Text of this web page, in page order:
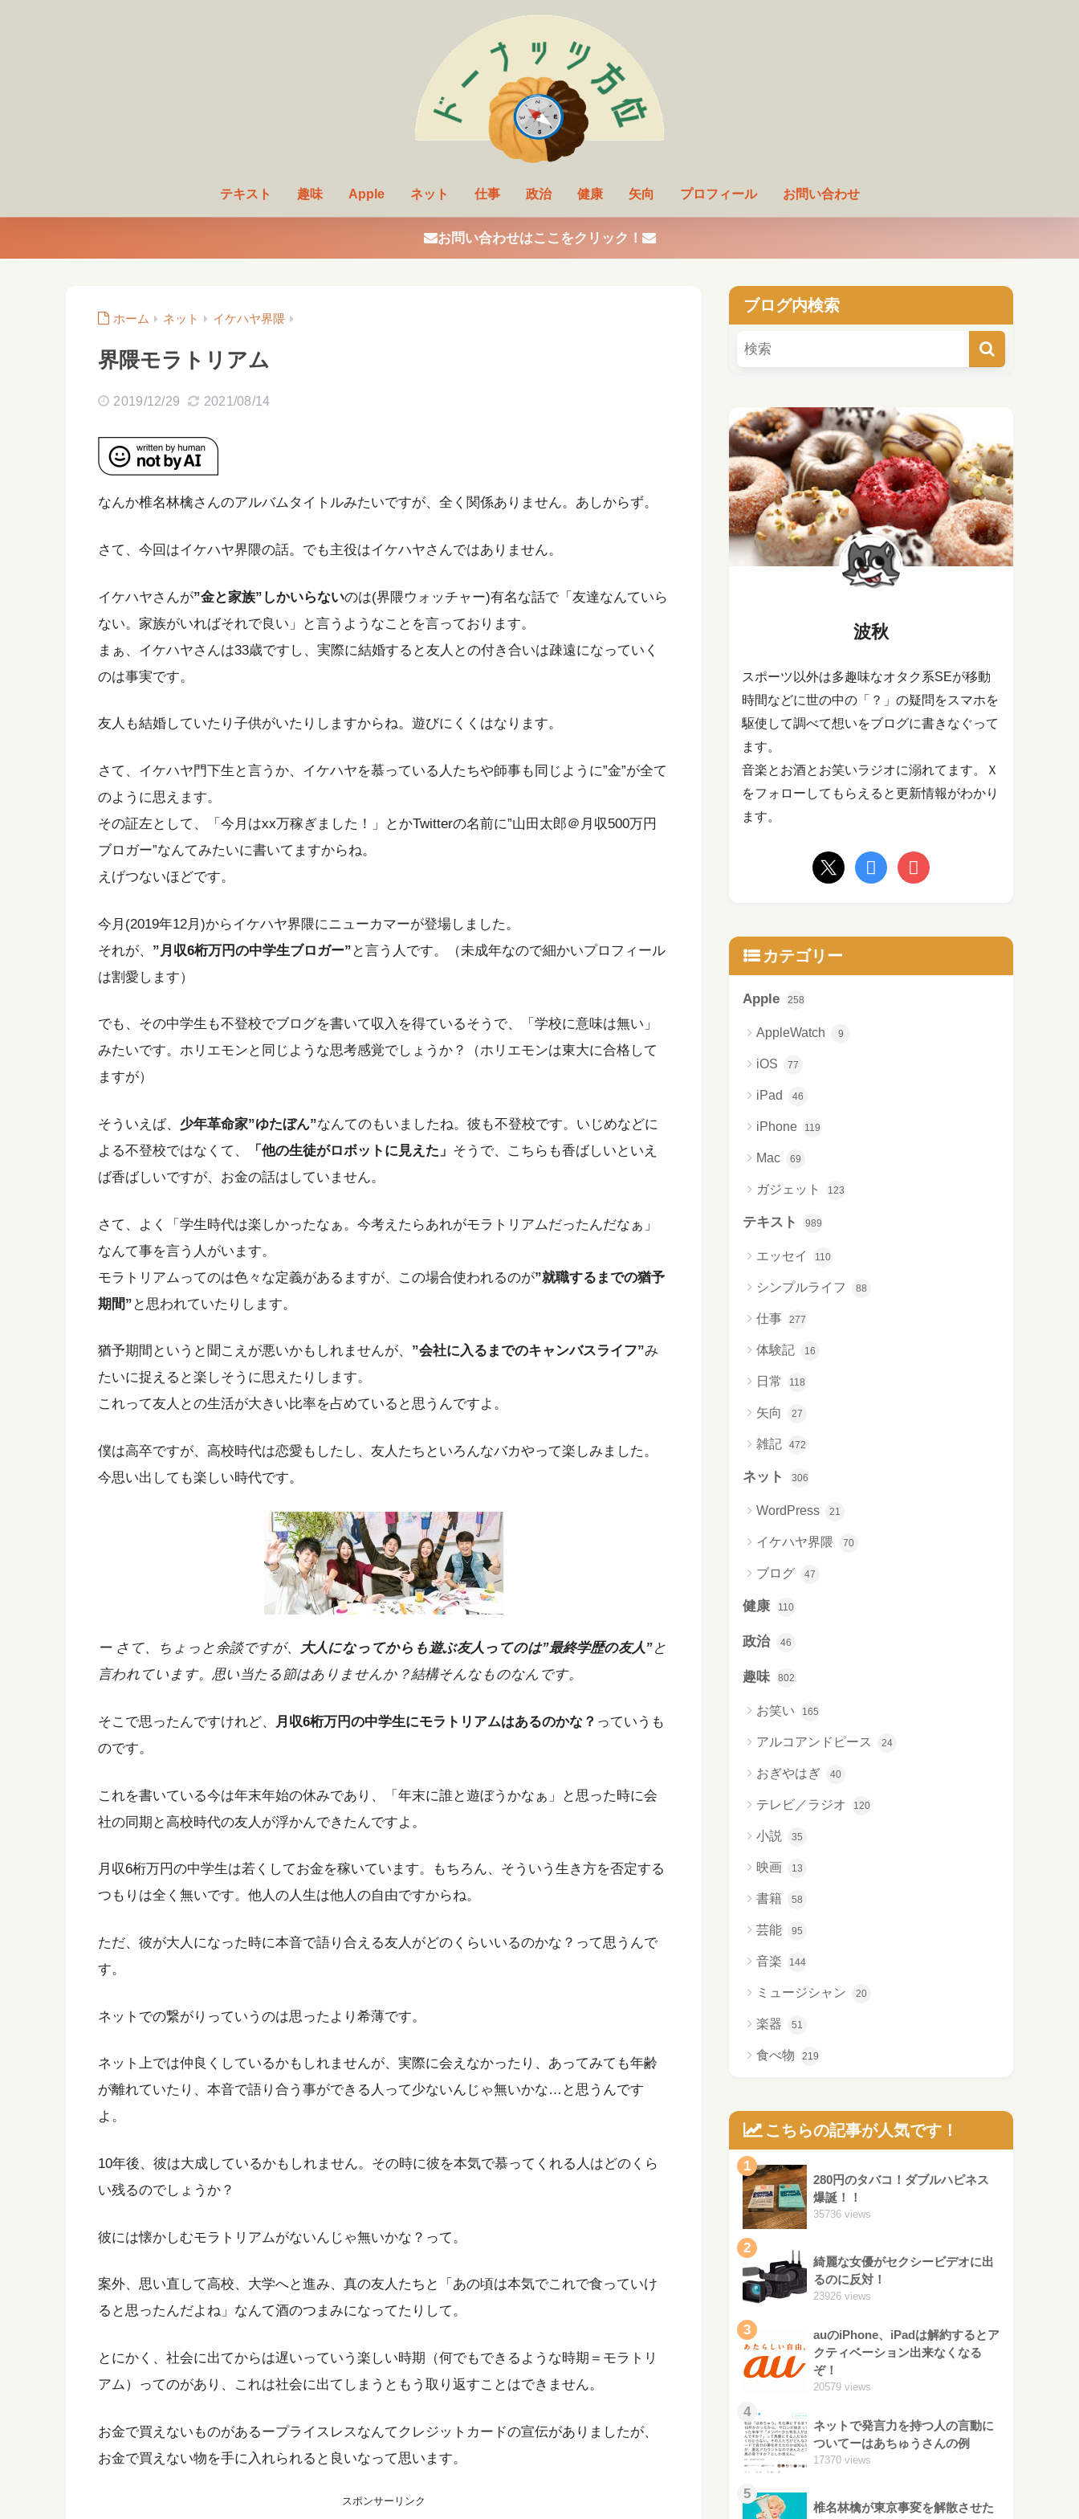
テキスト 趣味 Apple ネット 仕事 政治 健康 矢向 プロフィール お問い合わせ
お問い合わせはここをクリック！
ホーム ネット イケハヤ界隈
界隈モラトリアム
2019/12/29 2021/08/14
なんか椎名林檎さんのアルバムタイトルみたいですが、全く関係ありません。あしからず。
さて、今回はイケハヤ界隈の話。でも主役はイケハヤさんではありません。
イケハヤさんが”金と家族”しかいらないのは(界隈ウォッチャー)有名な話で「友達なんていら
ない。家族がいればそれで良い」と言うようなことを言っております。
まぁ、イケハヤさんは33歳ですし、実際に結婚すると友人との付き合いは疎遠になっていく
のは事実です。
友人も結婚していたり子供がいたりしますからね。遊びにくくはなります。
さて、イケハヤ門下生と言うか、イケハヤを慕っている人たちや師事も同じように”金”が全て
のように思えます。
その証左として、「今月はxx万稼ぎました！」とかTwitterの名前に”山田太郎＠月収500万円
ブロガー”なんてみたいに書いてますからね。
えげつないほどです。
今月(2019年12月)からイケハヤ界隈にニューカマーが登場しました。
それが、 ”月収6桁万円の中学生ブロガー” と言う人です。（未成年なので細かいプロフィール
は割愛します）
でも、その中学生も不登校でブログを書いて収入を得ているそうで、「学校に意味は無い」
みたいです。ホリエモンと同じような思考感覚でしょうか？（ホリエモンは東大に合格して
ますが）
そういえば、 少年革命家”ゆたぼん”なんてのもいましたね。彼も不登校です。いじめなどに
よる不登校ではなくて、
「他の生徒がロボットに見えた」 そうで、こちらも香ばしいといえ
ば香ばしいですが、お金の話はしていません。
さて、よく「学生時代は楽しかったなぁ。今考えたらあれがモラトリアムだったんだなぁ」
なんて事を言う人がいます。
モラトリアムってのは色々な定義があるますが、この場合使われるのが”就職するまでの猶予
期間” と思われていたりします。
猶予期間というと聞こえが悪いかもしれませんが、 ”会社に入るまでのキャンバスライフ”み
たいに捉えると楽しそうに思えたりします。
これって友人との生活が大きい比率を占めていると思うんですよ。
僕は高卒ですが、高校時代は恋愛もしたし、友人たちといろんなバカやって楽しみました。
今思い出しても楽しい時代です。
ー さて、ちょっと余談ですが、 大人になってからも遊ぶ友人ってのは”最終学歴の友人”と
言われています。思い当たる節はありませんか？結構そんなものなんです。
そこで思ったんですけれど、 月収6桁万円の中学生にモラトリアムはあるのかな？ っていうも
のです。
これを書いている今は年末年始の休みであり、「年末に誰と遊ぼうかなぁ」と思った時に会
社の同期と高校時代の友人が浮かんできたんですよ。
月収6桁万円の中学生は若くしてお金を稼いています。もちろん、そういう生き方を否定する
つもりは全く無いです。他人の人生は他人の自由ですからね。
ただ、彼が大人になった時に本音で語り合える友人がどのくらいいるのかな？って思うんで
す。
ネットでの繋がりっていうのは思ったより希薄です。
ネット上では仲良くしているかもしれませんが、実際に会えなかったり、あってみても年齢
が離れていたり、本音で語り合う事ができる人って少ないんじゃ無いかな…と思うんです
よ。
10年後、彼は大成しているかもしれません。その時に彼を本気で慕ってくれる人はどのくら
い残るのでしょうか？
彼には懐かしむモラトリアムがないんじゃ無いかな？って。
案外、思い直して高校、大学へと進み、真の友人たちと「あの頃は本気でこれで食っていけ
ると思ったんだよね」なんて酒のつまみになってたりして。
とにかく、社会に出てからは遅いっていう楽しい時期（何でもできるような時期＝モラトリ
アム）ってのがあり、これは社会に出てしまうともう取り返すことはできません。
お金で買えないものがあるープライスレスなんてクレジットカードの宣伝がありましたが、
お金で買えない物を手に入れられると良いなって思います。
スポンサーリンク
ブログ内検索
波秋
スポーツ以外は多趣味なオタク系SEが移動
時間などに世の中の「？」の疑問をスマホを
駆使して調べて想いをブログに書きなぐって
ます。
音楽とお酒とお笑いラジオに溺れてます。Ｘ
をフォローしてもらえると更新情報がわかり
ます。
カテゴリー
Apple 258
AppleWatch 9
iOS 77
iPad 46
iPhone 119
Mac 69
ガジェット 123
テキスト 989
エッセイ 110
シンプルライフ 88
仕事 277
体験記 16
日常 118
矢向 27
雑記 472
ネット 306
WordPress 21
イケハヤ界隈 70
ブログ 47
健康 110
政治 46
趣味 802
お笑い 165
アルコアンドピース 24
おぎやはぎ 40
テレビ／ラジオ 120
小説 35
映画 13
書籍 58
芸能 95
音楽 144
ミュージシャン 20
楽器 51
食べ物 219
こちらの記事が人気です！
1
280円のタバコ！ダブルハピネス
爆誕！！
35736 views
2
綺麗な女優がセクシービデオに出
るのに反対！
23926 views
3
auのiPhone、iPadは解約するとア
クティベーション出来なくなる
ぞ！
20579 views
4
ネットで発言力を持つ人の言動に
ついてーはあちゅうさんの例
17370 views
5
椎名林檎が東京事変を解散させた